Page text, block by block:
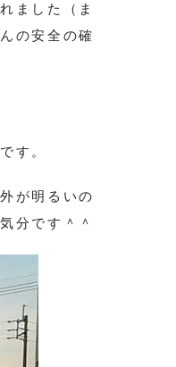
ました（ま
の安全の確
す。
が明るいの
分です＾＾